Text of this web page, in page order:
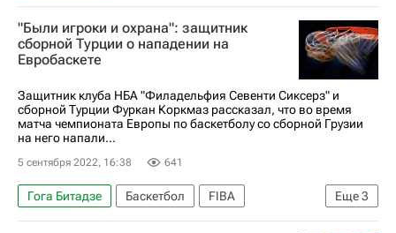
FIBA
Фуркан Коркмаз
Торнике Шенгелия
Чемпионат Европы по баскетболу (Евробаскет)
Турция
Грузия
"Были игроки и охрана": защитник
сборной Турции о нападении на
Евробаскете
Защитник клуба НБА "Филадельфия Севенти Сиксерз" и
сборной Турции Фуркан Коркмаз рассказал, что во время
матча чемпионата Европы по баскетболу со сборной Грузии
на него напали...
5 сентября 2022, 16:38 641
Еще3
Гога Битадзе Баскетбол
FIBA
Чемпионат Европы по баскетболу (Евробаскет)